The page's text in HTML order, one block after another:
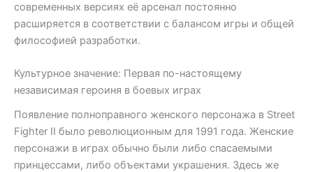
современных версиях её арсенал постоянно
расширяется в соответствии с балансом игры и общей
философией разработки.
Культурное значение: Первая по-настоящему
независимая героиня в боевых играх
Появление полноправного женского персонажа в Street
Fighter II было революционным для 1991 года. Женские
персонажи в играх обычно были либо спасаемыми
принцессами, либо объектами украшения. Здесь же